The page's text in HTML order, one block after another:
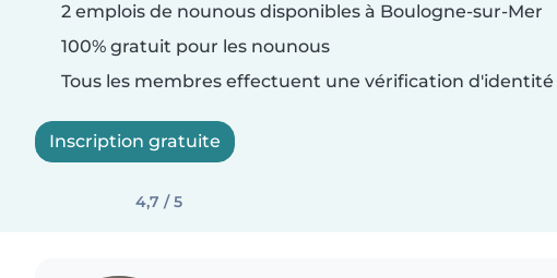
2 emplois de nounous disponibles à Boulogne-sur-Mer
100% gratuit pour les nounous
Tous les membres effectuent une vérification
Inscription gratuite
4,7 / 5